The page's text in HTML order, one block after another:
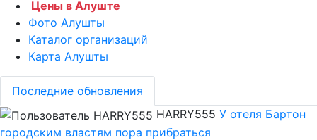
Цены в Алуште
Фото Алушты
Каталог организаций
Карта Алушты
Последние обновления
HARRY555 У отеля Бартон
городским властям пора прибраться